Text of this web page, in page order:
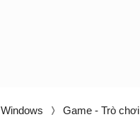
Windows Game - Trò chơi